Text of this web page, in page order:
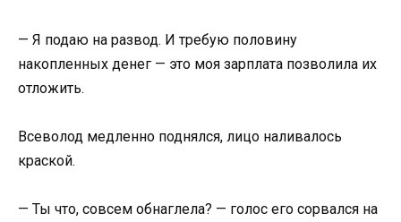
— Я подаю на развод. И требую половину
накопленных денег — это моя зарплата позволила их
отложить.
Всеволод медленно поднялся, лицо наливалось
краской.
— Ты что, совсем обнаглела? — голос его сорвался на